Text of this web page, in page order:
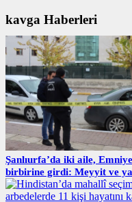
kavga Haberleri
Şanlıurfa’da iki aile,
birbirine girdi: Meyyit ve